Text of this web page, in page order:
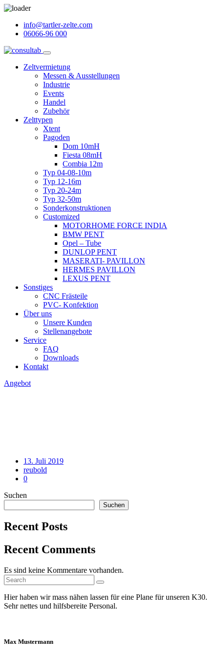
info@tartler-zelte.com
06066-96 000
Zeltvermietung
Messen & Ausstellungen
Industrie
Events
Handel
Zubehör
Zelttypen
Xtent
Pagoden
Dom 10mH
Fiesta 08mH
Combia 12m
Typ 04-08-10m
Typ 12-16m
Typ 20-24m
Typ 32-50m
Sonderkonstruktionen
Customized
MOTORHOME FORCE INDIA
BMW PENT
Opel – Tube
DUNLOP PENT
MASERATI- PAVILLON
HERMES PAVILLON
LEXUS PENT
Sonstiges
CNC Frästeile
PVC- Konfektion
Über uns
Unsere Kunden
Stellenangebote
Service
FAQ
Downloads
Kontakt
Angebot
Posted
on
13. Juli 2019
reubold
0
Suchen
Suchen
Recent Posts
Recent Comments
Es sind keine Kommentare vorhanden.
Search
for:
Search
Hier haben wir mass nähen lassen für eine Plane für unseren K30.
Sehr nettes und hilfsbereite Personal.
Max Mustermann